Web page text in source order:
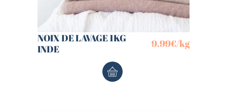
NOIX DE LAVAGE 1KG
INDE
9,99€/kg